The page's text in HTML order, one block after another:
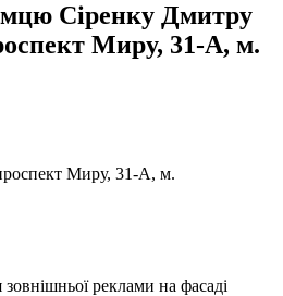
Сіренку Дмитру
Миру, 31-А, м.
Миру, 31-А, м.
реклами на фасаді